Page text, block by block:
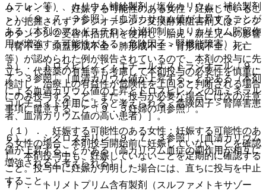
ムテレン等）、カリウム補給製剤（塩化カリウム＜補給製剤
＞）〔９．７．３参照〕［血清カリウム値が上昇することが
ある（本剤のアルドステロン分泌抑制によりカリウム貯留作
用が増強する可能性がある＜危険因子＞腎機能障害）］。
５）． ドロスピレノン・エチニルエストラジオール〔９．
７．３参照〕［血清カリウム値が上昇することがある（本剤
による血清カリウム値の上昇とドロスピレノンの抗ミネラル
コルチコイド作用によると考えられる＜危険因子＞腎障害患
者、血清カリウム値の高い患者）］。
６）． シクロスポリン〔９．７．３参照〕［血清カリウム
値が上昇することがある（高カリウム血症の副作用が相互に
増強されると考えられる）］。
７）． トリメトプリム含有製剤（スルファメトキサゾー
９．４．１． 妊娠する可能性のある女性：妊娠しているこ
とが把握されずアンジオテンシン変換酵素阻害剤又はアンジ
オテンシン２受容体拮抗剤を使用し、胎児・新生児への影響
（腎不全、頭蓋形成不全・肺形成不全・腎形成不全、死亡
等）が認められた例が報告されているので、本剤の投与に先
立ち、代替薬の有無等も考慮して本剤投与の必要性を慎重に
検討し、治療上の有益性が危険性を上回ると判断される場合
にのみ投与すること。また、投与が必要な場合には次の注意
事項に留意すること〔９．５妊婦の項参照〕。
（１）． 妊娠する可能性のある女性：妊娠する可能性のあ
る女性の場合、本剤投与開始前に妊娠していないことを確認
し、本剤投与中も、妊娠していないことを定期的に確認する
こと。投与中に妊娠が判明した場合には、直ちに投与を中止
すること。